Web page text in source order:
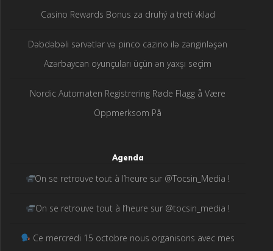
Casino Rewards Bonus za druhý a tretí vklad
Dəbdəbəli sərvətlər və pinco cazino ilə zənginləşən
Azərbaycan oyunçuları üçün ən yaxşı seçim
Nordic Automaten Registrering Røde Flagg å Være
Oppmerksom På
Agenda
On se retrouve tout à l’heure sur @Tocsin_Media !
On se retrouve tout à l’heure sur @tocsin_media !
Ce mercredi 15 octobre nous organisons avec mes